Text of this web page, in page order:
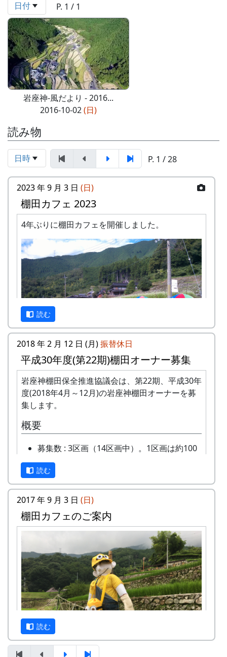
日付 P. 1 / 1
岩座神-風だより - 2016...
2016-10-02(日)
読み物
日時 P. 1 / 28
2023 年 9 月 3 日 (日)
棚田カフェ 2023
4年ぶりに棚田カフェを開催しました。
10基のパラソルを設置。棚田の風景に似合います
ねえ。
黄金色に実った稲の他にも、蕎麦の華が満開で見
頃です。
読む
2018 年 2 月 12 日 (月)振替休日
平成30年度(第22期)棚田オーナー募集
岩座神棚田保全推進協議会は、第22期、平成30年
度(2018年4月～12月)の岩座神棚田オーナーを募
集します。
概要
募集数 : 3区画（14区画中）。1区画は約100
平方メートルです。
応募資格 : まじめに農業に取り組み、自然と
ふれあう勇気をお持ちで、地域になじめるか
た。家族や団体でも結構です。
年会費 : 1区画5万円です。
申込み期限 : 2018年2月28日。
選考 : 応募者が募集数を超えた場合は、アン
ケート回答をもとに、当協議会で書類選考さ
せていただきます。
申込み方法 : 下記の申込み窓口に、電話、
FAXまたはメールでお申し込み下さい（FAX
またはメールの場合は、郵便番号、住所、氏
名、電話番号を明記して下さい）。 折り返
し、詳しい内容と「申し込みアンケート」を
お送りいたしますので、申し込みアンケート
をご返送ください。
読む
2017 年 9 月 3 日 (日)
棚田カフェのご案内
読む